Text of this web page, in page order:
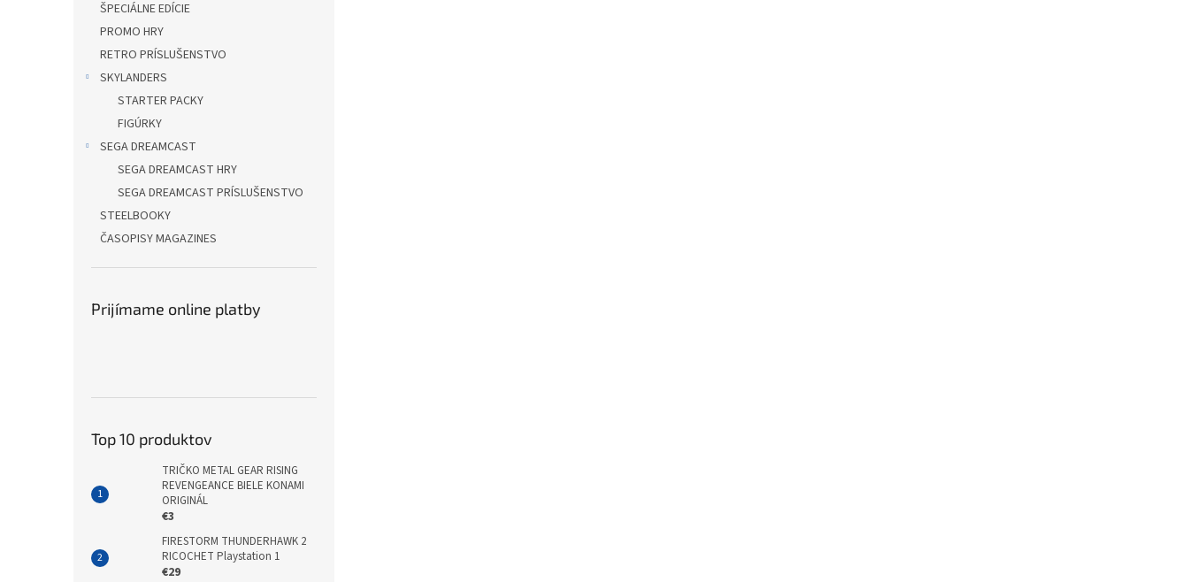
ŠPECIÁLNE EDÍCIE
PROMO HRY
RETRO PRÍSLUŠENSTVO
SKYLANDERS
STARTER PACKY
FIGÚRKY
SEGA DREAMCAST
SEGA DREAMCAST HRY
SEGA DREAMCAST PRÍSLUŠENSTVO
STEELBOOKY
ČASOPISY MAGAZINES
Prijímame online platby
Top 10 produktov
TRIČKO METAL GEAR RISING
REVENGEANCE BIELE KONAMI
ORIGINÁL
€3
FIRESTORM THUNDERHAWK 2
RICOCHET Playstation 1
€29